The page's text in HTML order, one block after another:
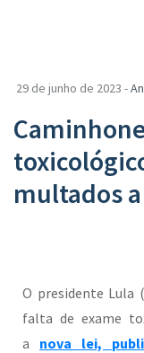
29 de junho de 2023 -
multados
O presidente Lula
falta de exame
a nova lei,